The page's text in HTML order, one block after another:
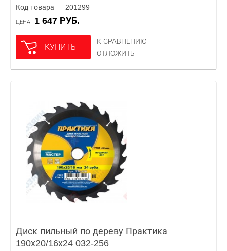
Код товара — 201299
ЦЕНА 1 647 РУБ.
КУПИТЬ
К СРАВНЕНИЮ
ОТЛОЖИТЬ
Диск пильный по дереву Практика
190х20/16х24 032-256